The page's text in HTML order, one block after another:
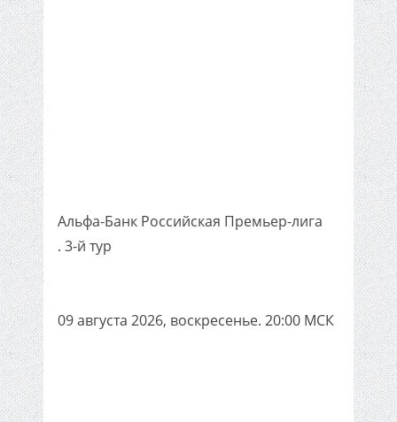
Альфа-Банк Российская Премьер-лига
. 3-й тур
09 августа 2026, воскресенье. 20:00 МСК